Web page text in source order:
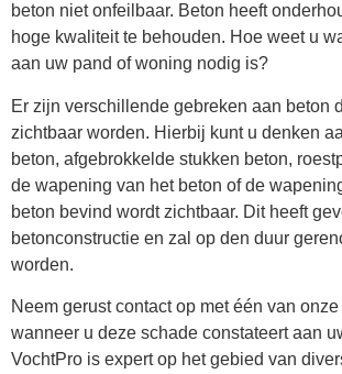
beton niet onfeilbaar. Beton heeft
hoge kwaliteit te behouden. Hoe weet u
aan uw pand of woning nodig is?
Er zijn verschillende gebreken aan beton
zichtbaar worden. Hierbij kunt u denken
beton, afgebrokkelde stukken beton,
de wapening van het beton of de
beton bevind wordt zichtbaar. Dit heeft
betonconstructie en zal op den duur
worden.
Neem gerust contact op met één van onze
wanneer u deze schade constateert aan
VochtPro is expert op het gebied van